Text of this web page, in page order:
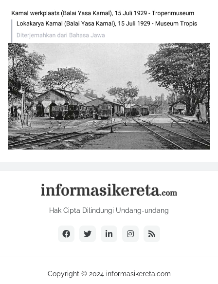
Hak Cipta Dilindungi Undang-undang
Copyright © 2024 informasikereta.com